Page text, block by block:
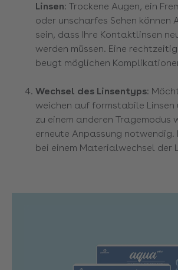
Linsen: Trockene Augen, ein
oder unscharfes Sehen können
sein, dass Ihre Kontaktlinsen
werden müssen. Eine
beugt möglichen
Wechsel des Linsentyps:
weichen auf formstabile Linsen
zu einem anderen Tragemodus
erneute Anpassung notwendig.
bei einem Materialwechsel der